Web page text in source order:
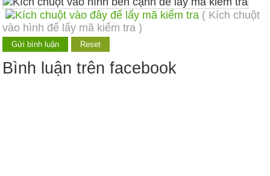
( Kích chuột
vào hình để lấy mã kiểm tra )
Bình luận trên facebook